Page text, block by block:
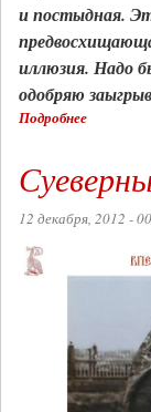
и постыдная.
иллюзия. Надо
одобряю
Подробнее
12 декабря, 2012 -